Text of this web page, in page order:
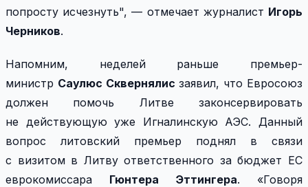
попросту исчезнуть", — отмечает журналист Игорь
Черников.
Напомним, неделей раньше премьер-
министр Саулюс Сквернялис заявил, что Евросоюз
должен помочь Литве законсервировать
не действующую уже Игналинскую АЭС. Данный
вопрос литовский премьер поднял в связи
с визитом в Литву ответственного за бюджет ЕС
еврокомиссара
Гюнтера Эттингера. «Говоря